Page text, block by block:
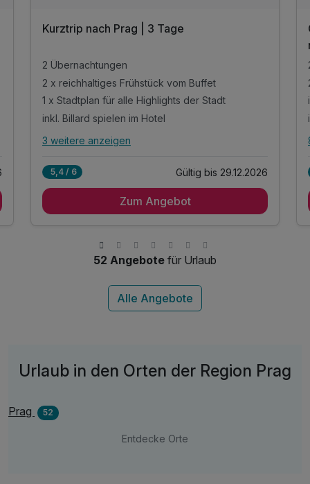
202
Kurztrip nach Prag | 3 Tage
2 Übernachtungen
2 x reichhaltiges Frühstück vom Buffet
1 x Stadtplan für alle Highlights der Stadt
inkl. Billard spielen im Hotel
Alle Inklusivleistungen
2 x reichhaltiges Frühstück vom Buffet
inkl. Nutzung des Fitnessbereiches
inkl. late check-out 15 Uhr (nach Verfügbarkeit)
3 weitere anzeigen
5,4 / 6 Gültig bis 29.12.2026
Zum Angebot
52 Angebote für Urlaub
Urlaub in den Orten der Region Prag
Prag 52
Entdecke Orte